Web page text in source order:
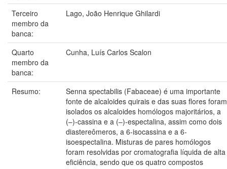
Terceiro
membro da
banca:
Lago, João Henrique Ghilardi
Quarto
membro da
banca:
Cunha, Luís Carlos Scalon
Resumo:
Senna spectabilis (Fabaceae) é uma importante
fonte de alcaloides quirais e das suas flores foram
isolados os alcaloides homólogos majoritários, a
(–)-cassina e a (–)-espectalina, assim como dois
diastereômeros, a 6-isocassina e a 6-
isoespectalina. Misturas de pares homólogos
foram resolvidas por cromatografia líquida de alta
eficiência, sendo que os quatro compostos